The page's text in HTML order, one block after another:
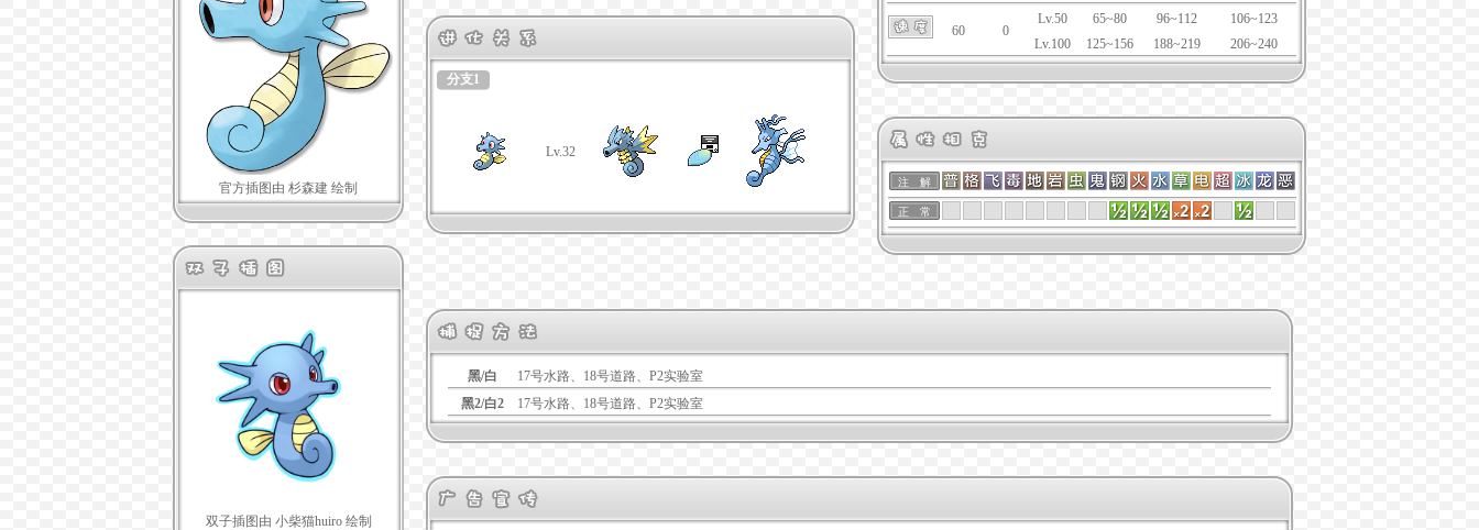
官方插图由 杉森建 绘制
双子插图由 小柴猫huiro 绘制
分支1
Lv.32
60 0
Lv.50
Lv.100
65~80
125~156
96~112
188~219
106~123
206~240
注 解
正 常
黑/白
17号水路、18号道路、P2实验室
黑2/白2
17号水路、18号道路、P2实验室